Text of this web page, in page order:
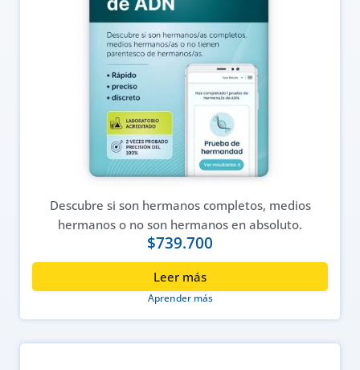
Descubre si son hermanos completos, medios
hermanos o no son hermanos en absoluto.
$739.700
Leer más
Aprender más